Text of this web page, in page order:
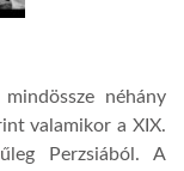
néhány
valamikor a XIX.
Perzsiából. A